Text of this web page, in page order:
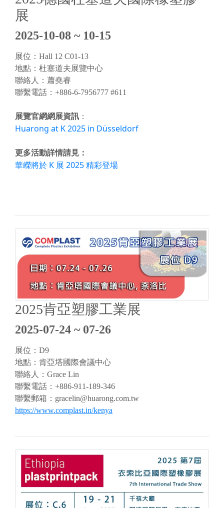
展
2025-10-08 ~ 10-15
展位：Hall 12 C01-13
地點：杜塞道夫展覽中心
聯絡人：蕭堯睿
聯繫電話：+886-6-7956777 #611
展覽官網網展資訊 ：
Huarong at K 2025 in Düsseldorf
更多活動詳情請見：
華嶸將於 K 展 2025 精彩登場
2025肯亞塑膠工業展
2025-07-24 ~ 07-26
展位：D9
地點：肯亞塔國際會議中心
聯絡人：Grace Lin
聯繫電話：+886-911-189-346
聯繫郵箱： gracelin@huarong.com.tw
https://www.complast.in/kenya